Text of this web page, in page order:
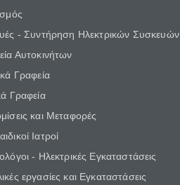
- Συντήρηση Ηλεκτρικών Συσκευών
Αυτοκινήτων
Γραφεία
Γραφεία
και Μεταφορές
Ιατροί
- Ηλεκτρικές Εγκαταστάσεις
εργασίες και Εγκαταστάσεις